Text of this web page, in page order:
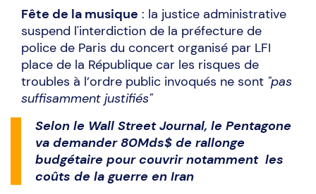
Fête de la musique : la justice administrative
suspend l'interdiction de la préfecture de
police de Paris du concert organisé par LFI
place de la République car les risques de
troubles à l’ordre public invoqués ne sont "pas
suffisamment justifiés"
Selon le Wall Street Journal, le Pentagone
va demander 80Mds$ de rallonge
budgétaire pour couvrir notamment les
coûts de la guerre en Iran